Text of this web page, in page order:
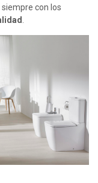
con los